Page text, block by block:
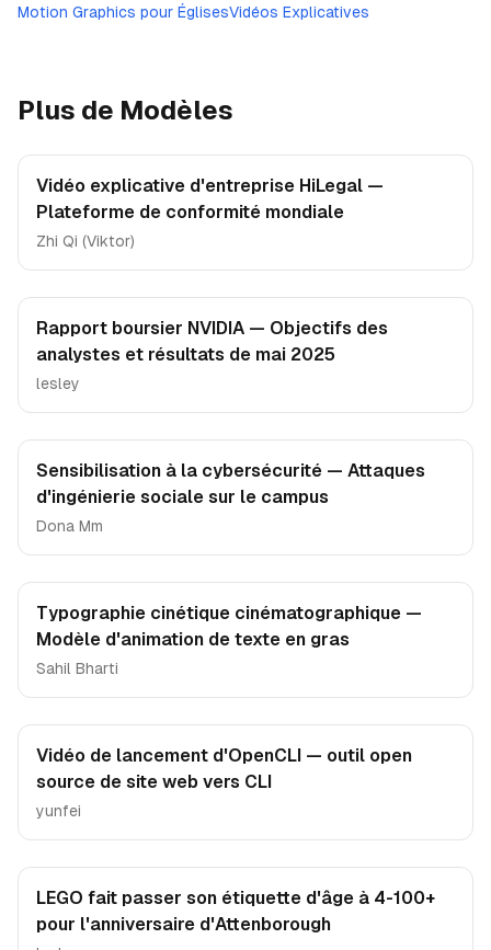
Motion Graphics pour ÉglisesVidéos Explicatives
Plus de Modèles
Vidéo explicative d'entreprise HiLegal —
Plateforme de conformité mondiale
Zhi Qi (Viktor)
Rapport boursier NVIDIA — Objectifs des
analystes et résultats de mai 2025
lesley
Sensibilisation à la cybersécurité — Attaques
d'ingénierie sociale sur le campus
Dona Mm
Typographie cinétique cinématographique —
Modèle d'animation de texte en gras
Sahil Bharti
Vidéo de lancement d'OpenCLI — outil open
source de site web vers CLI
yunfei
LEGO fait passer son étiquette d'âge à 4-100+
pour l'anniversaire d'Attenborough